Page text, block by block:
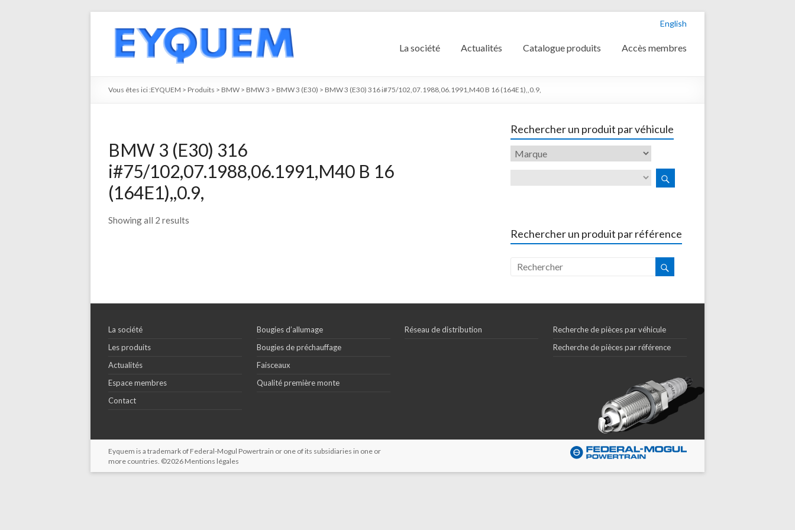
English
La société Actualités Catalogue produits Accès membres
Vous êtes ici :EYQUEM > Produits > BMW > BMW 3 > BMW 3 (E30) > BMW 3 (E30) 316 i#75/102,07.1988,06.1991,M40 B 16 (164E1),,0.9,
BMW 3 (E30) 316
i#75/102,07.1988,06.1991,M40 B 16
(164E1),,0.9,
Showing all 2 results
Rechercher un produit par véhicule
Rechercher un produit par référence
La société
Les produits
Actualités
Espace membres
Contact
Bougies d’allumage
Bougies de préchauffage
Faisceaux
Qualité première monte
Réseau de distribution
Recherche de pièces par véhicule
Recherche de pièces par référence
Eyquem is a trademark of Federal-Mogul Powertrain or one of its subsidiaries in one or
more countries. ©2026 Mentions légales